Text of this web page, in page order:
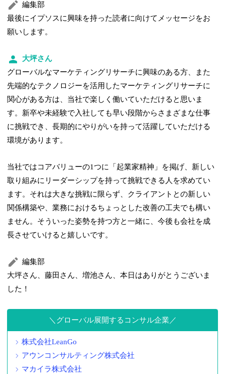
編集部
最後にイプソスに興味を持った読者に向けてメッセージをお
願いします。
大坪さん
グローバルなマーケティングリサーチに興味のある方、また
先端的なテクノロジーを活用したマーケティングリサーチに
関心がある方は、当社で楽しく働いていただけると思いま
す。新卒や未経験で入社しても早い段階からさまざまな仕事
に挑戦でき、長期的にやりがいを持って活躍していただける
環境があります。
当社ではコアバリューの1つに「起業家精神」を掲げ、新しい
取り組みにリーダーシップを持って挑戦できる人を求めてい
ます。それは大きな挑戦に限らず、クライアントとの新しい
関係構築や、業務におけるちょっとした改善の工夫でも構い
ません。そういった姿勢を持つ方と一緒に、今後も会社を成
長させていけると嬉しいです。
編集部
大坪さん、藤田さん、増池さん、本日はありがとうございま
した！
グローバル展開するコンサル企業
株式会社LeanGo
アウンコンサルティング株式会社
マカイラ株式会社